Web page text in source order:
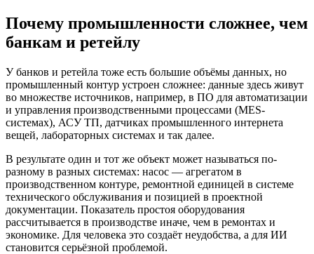
Почему промышленности сложнее, чем
банкам и ретейлу
У банков и ретейла тоже есть большие объёмы данных, но
промышленный контур устроен сложнее: данные здесь живут
во множестве источников, например, в ПО для автоматизации
и управления производственными процессами (MES-
системах), АСУ ТП, датчиках промышленного интернета
вещей, лабораторных системах и так далее.
В результате один и тот же объект может называться по-
разному в разных системах: насос — агрегатом в
производственном контуре, ремонтной единицей в системе
технического обслуживания и позицией в проектной
документации. Показатель простоя оборудования
рассчитывается в производстве иначе, чем в ремонтах и
экономике. Для человека это создаёт неудобства, а для ИИ
становится серьёзной проблемой.